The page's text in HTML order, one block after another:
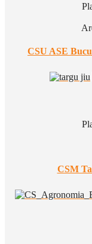
CSU ASE
CSM